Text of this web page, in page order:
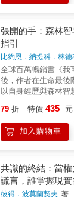
態》，著
作《花錢
的集大成
人生觀、
致富，而
書對於「
析，如同
過往截然
生，也將
《2084》
是史詩式
人物動機
性與戲劇
現在婆羅
的兩個好
女孩去拯
種敘事則
目標，而
台北生活
殼，在都
強壯的身
最強大的
來的雷擊
膽小、弱
了身體。 失去原本強壯的身
軀後，「
者被欺負
去只相信
思考：真
別人，還
保護他人？ 本書另一項
向。 如果說《我可能錯了》
像是在人
一個同行
察帶回生
張開的手。 《張開的
很熟悉了
子〉、〈
詞〉、〈
〈愛〉。
張開的手：森林
指引
比約恩．納提科．林
Lindeblad）、卡洛琳
Bankler）著
全球百萬暢銷書《我
後，作者在生命最後
以自身經歷與森林智
生無所期待，而是不
勇敢，也不是毫無恐
離開，仍願意張開
79 折 特價 435 元
加入購物車
共識的終結：當
謊言，誰掌握現
政治
彼得．波莫蘭契夫 著